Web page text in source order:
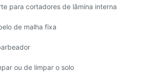
para cortadores de lâmina interna
de malha fixa
ou de limpar o solo